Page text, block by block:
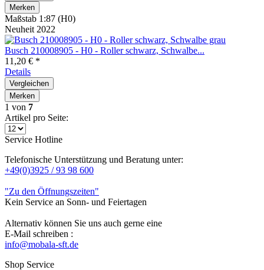
Merken
Maßstab 1:87 (H0)
Neuheit 2022
Busch 210008905 - H0 - Roller schwarz, Schwalbe...
11,20 € *
Details
Vergleichen
Merken
1 von 7
Artikel pro Seite:
Service Hotline
Telefonische Unterstützung und Beratung unter:
+49(0)3925 / 93 98 600
"Zu den Öffnungszeiten"
Kein Service an Sonn- und Feiertagen
Alternativ können Sie uns auch gerne eine
E-Mail schreiben :
info@mobala-sft.de
Shop Service